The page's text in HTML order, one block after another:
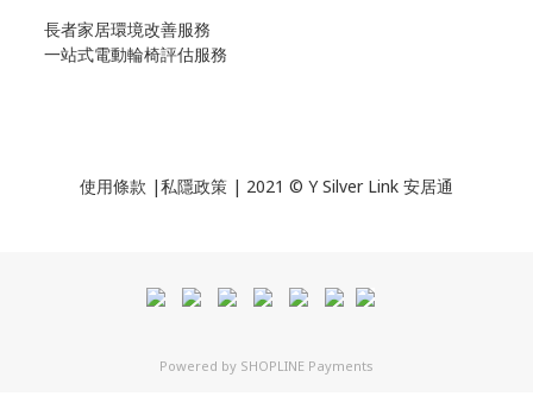
長者家居環境改善服務
一站式電動輪椅評估服務
使用條款 |私隱政策 | 2021 © Y Silver Link 安居通
Powered by SHOPLINE Payments